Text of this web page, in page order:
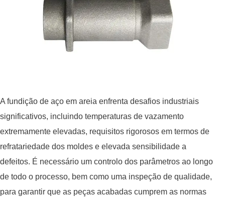
A fundição de aço em areia enfrenta desafios industriais
significativos, incluindo temperaturas de vazamento
extremamente elevadas, requisitos rigorosos em termos de
refratariedade dos moldes e elevada sensibilidade a
defeitos. É necessário um controlo dos parâmetros ao longo
de todo o processo, bem como uma inspeção de qualidade,
para garantir que as peças acabadas cumprem as normas